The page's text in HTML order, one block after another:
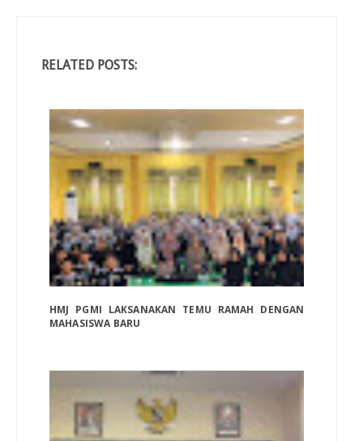
RELATED POSTS:
HMJ PGMI LAKSANAKAN TEMU RAMAH DENGAN
MAHASISWA BARU